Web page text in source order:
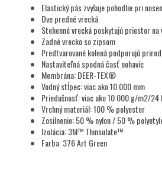
Elastický pás zvyšuje pohodlie pri
Dve predné vrecká
Stehenné vrecká poskytujú priestor na
Zadné vrecko so zipsom
Predtvarované kolená podporujú
Nastaviteľná spodná časť nohavíc
Membrána: DEER-TEX®
Vodný stĺpec: viac ako 10 000 mm
Priedušnosť: viac ako 10 000 g/m2/24
Vrchný materiál: 100 % polyester
Zosilnenie: 50 % nylon / 50 %
Izolácia: 3M™ Thinsulate™
Farba: 376 Art Green